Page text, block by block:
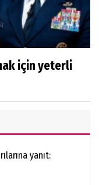
için yeterli
yanıt: